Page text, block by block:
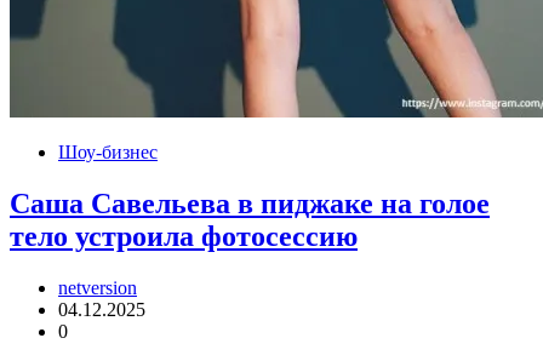
Шоу-бизнес
Саша Савельева в пиджаке на голое
тело устроила фотосессию
netversion
04.12.2025
0